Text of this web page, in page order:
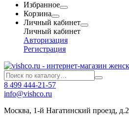
Избранное
Корзина
Личный кабинет
Личный кабинет
Авторизация
Регистрация
8 499 444-21-57
info@vishco.ru
Москва, 1-й Нагатинский проезд, д.2